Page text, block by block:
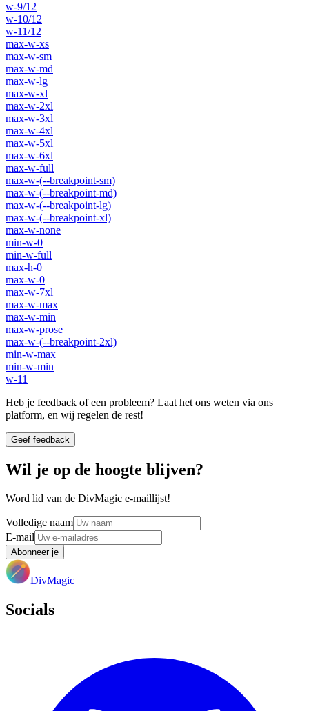
w-9/12
w-10/12
w-11/12
max-w-xs
max-w-sm
max-w-md
max-w-lg
max-w-xl
max-w-2xl
max-w-3xl
max-w-4xl
max-w-5xl
max-w-6xl
max-w-full
max-w-(--breakpoint-sm)
max-w-(--breakpoint-md)
max-w-(--breakpoint-lg)
max-w-(--breakpoint-xl)
max-w-none
min-w-0
min-w-full
max-h-0
max-w-0
max-w-7xl
max-w-max
max-w-min
max-w-prose
max-w-(--breakpoint-2xl)
min-w-max
min-w-min
w-11
Heb je feedback of een probleem? Laat het ons weten via ons
platform, en wij regelen de rest!
Geef feedback
Wil je op de hoogte blijven?
Word lid van de DivMagic e-maillijst!
Volledige naam
E-mail
Abonneer je
DivMagic
Socials